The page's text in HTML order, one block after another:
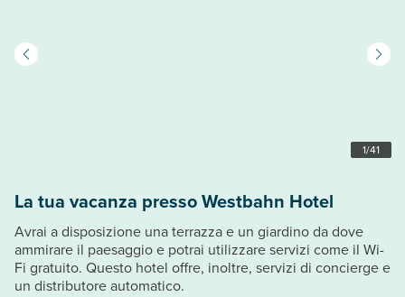
1/41
La tua vacanza presso Westbahn Hotel
Avrai a disposizione una terrazza e un giardino da dove
ammirare il paesaggio e potrai utilizzare servizi come il Wi-
Fi gratuito. Questo hotel offre, inoltre, servizi di concierge e
un distributore automatico.